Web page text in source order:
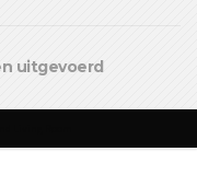
uitgevoerd